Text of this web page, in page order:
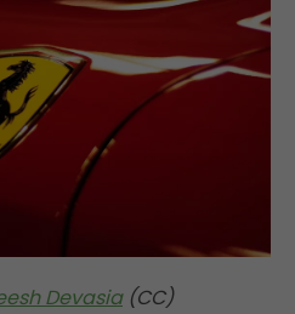
Devasia(CC)